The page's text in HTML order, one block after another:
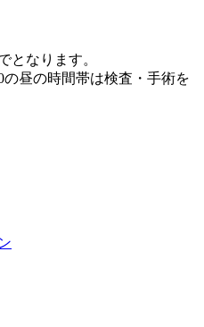
となります。
の昼の時間帯は検査・手術を